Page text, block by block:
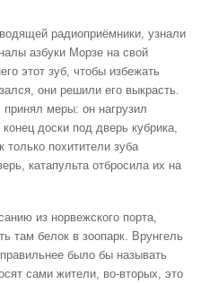
радиоприёмники, узнали
азбуки Морзе на свой
этот зуб, чтобы избежать
они решили его выкрасть.
меры: он нагрузил
доски под дверь кубрика,
только похитители зуба
катапульта отбросила их на
из норвежского порта,
там белок в зоопарк. Врунгель
было бы называть
сами жители, во-вторых, это